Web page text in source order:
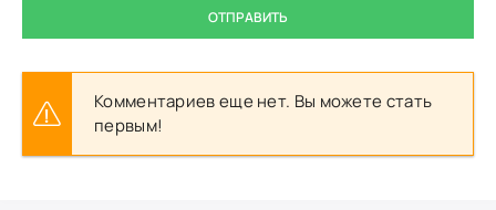
ОТПРАВИТЬ
Комментариев еще нет. Вы можете стать
первым!